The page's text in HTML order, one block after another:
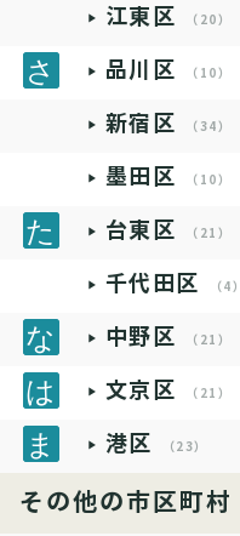
江東区 （20）
品川区 （10）
新宿区 （34）
墨田区 （10）
台東区 （21）
千代田区 （4）
中野区 （21）
文京区 （21）
港区 （23）
その他の市区町村